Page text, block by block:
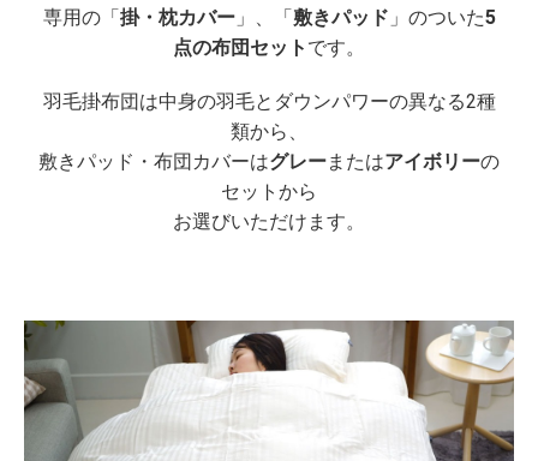
専用の「掛・枕カバー」、「敷きパッド 」のついた5
点の布団セット です。
羽毛掛布団は中身の羽毛とダウンパワーの異なる2種
類から、
敷きパッド・布団カバーはグレーまたはアイボリーの
セットから
お選びいただけます。